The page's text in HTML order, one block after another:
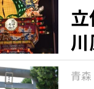
青森